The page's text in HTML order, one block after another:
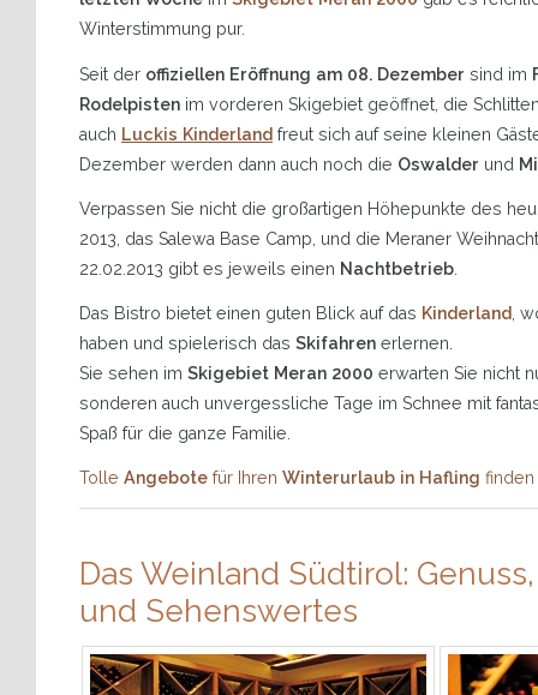
Winterstimmung pur.
Seit der offiziellen Eröffnung am 08. Dezember sind im
Rodelpisten im vorderen Skigebiet geöffnet, die
auch Luckis Kinderland freut sich auf seine kleinen
Dezember werden dann auch noch die Oswalder und
Verpassen Sie nicht die großartigen Höhepunkte des
2013, das Salewa Base Camp, und die Meraner
22.02.2013 gibt es jeweils einen Nachtbetrieb
Das Bistro bietet einen guten Blick auf das Kinderland ,
haben und spielerisch das Skifahren erlernen.
Sie sehen im Skigebiet Meran 2000 erwarten Sie nicht
sonderen auch unvergessliche Tage im Schnee mit
Spaß für die ganze Familie.
Tolle Angebote für Ihren Winterurlaub in Hafling finden
Das Weinland Südtirol:
und Sehenswertes